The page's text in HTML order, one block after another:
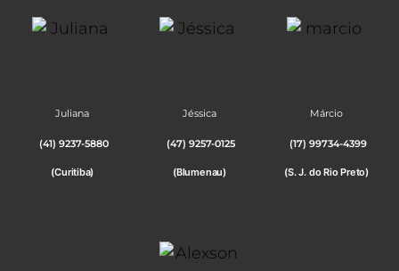
Juliana
(41) 9237-5880
(Curitiba)
Jéssica
(47) 9257-0125
(Blumenau)
Márcio
(17) 99734-4399
(S. J. do Rio Preto)